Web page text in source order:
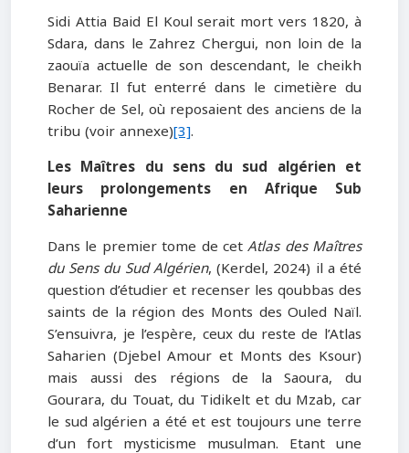
Sidi Attia Baid El Koul serait mort vers 1820, à
Sdara, dans le Zahrez Chergui, non loin de la
zaouïa actuelle de son descendant, le cheikh
Benarar. Il fut enterré dans le cimetière du
Rocher de Sel, où reposaient des anciens de la
tribu (voir annexe)[3].
Les Maîtres du sens du sud algérien et
leurs prolongements en Afrique Sub
Saharienne
Dans le premier tome de cetAtlas des Maîtres
du Sens du Sud Algérien, (Kerdel, 2024) il a été
question d’étudier et recenser les qoubbas des
saints de la région des Monts des Ouled Naïl.
S’ensuivra, je l’espère, ceux du reste de l’Atlas
Saharien (Djebel Amour et Monts des Ksour)
mais aussi des régions de la Saoura, du
Gourara, du Touat, du Tidikelt et du Mzab, car
le sud algérien a été et est toujours une terre
d’un fort mysticisme musulman. Etant une